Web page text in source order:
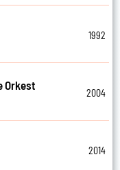
1992
Orkest
2004
2014